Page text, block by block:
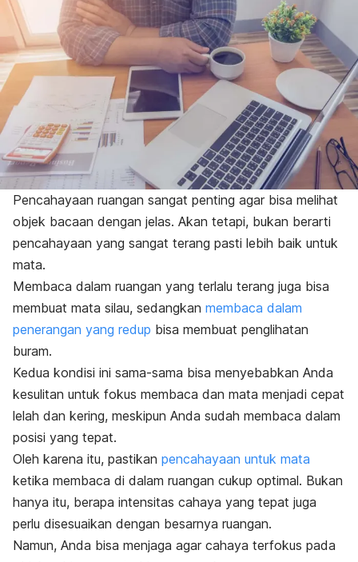
Pencahayaan ruangan sangat penting agar bisa melihat
objek bacaan dengan jelas. Akan tetapi, bukan berarti
pencahayaan yang sangat terang pasti lebih baik untuk
mata.
Membaca dalam ruangan yang terlalu terang juga bisa
membuat mata silau, sedangkan membaca dalam
penerangan yang redup bisa membuat penglihatan
buram.
Kedua kondisi ini sama-sama bisa menyebabkan Anda
kesulitan untuk fokus membaca dan mata menjadi cepat
lelah dan kering, meskipun Anda sudah membaca dalam
posisi yang tepat.
Oleh karena itu, pastikan pencahayaan untuk mata
ketika membaca di dalam ruangan cukup optimal. Bukan
hanya itu, berapa intensitas cahaya yang tepat juga
perlu disesuaikan dengan besarnya ruangan.
Namun, Anda bisa menjaga agar cahaya terfokus pada